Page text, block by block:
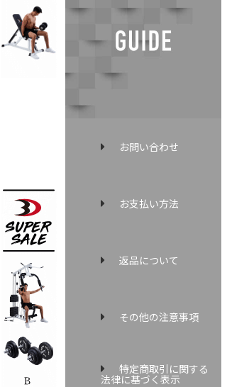
お問い合わせ
お支払い方法
返品について
その他の注意事項
特定商取引に関する
法律に基づく表示